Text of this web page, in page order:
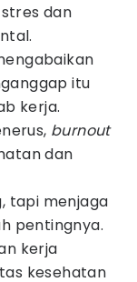
dan
itu
kerja.
burnout
dan
tapi menjaga
pentingnya.
kerja
kesehatan